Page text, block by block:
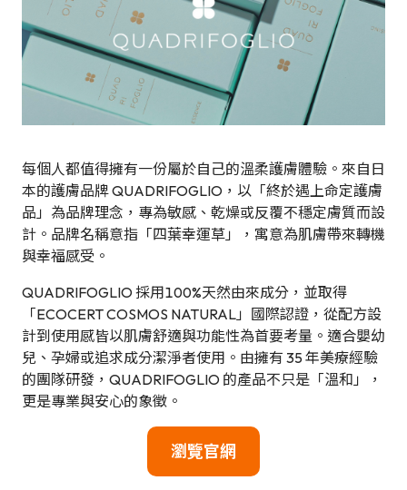
每個人都值得擁有一份屬於自己的溫柔護膚體驗。來自日
本的護膚品牌 QUADRIFOGLIO，以「終於遇上命定護膚
品」為品牌理念，專為敏感、乾燥或反覆不穩定膚質而設
計。品牌名稱意指「四葉幸運草」，寓意為肌膚帶來轉機
與幸福感受。
QUADRIFOGLIO 採用100%天然由來成分，並取得
「ECOCERT COSMOS NATURAL」國際認證，從配方設
計到使用感皆以肌膚舒適與功能性為首要考量。適合嬰幼
兒、孕婦或追求成分潔淨者使用。由擁有 35 年美療經驗
的團隊研發，QUADRIFOGLIO 的產品不只是「溫和」，
更是專業與安心的象徵。
瀏覽官網